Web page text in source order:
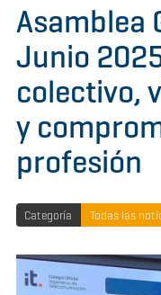
Asamblea
Junio
colectivo,
y
profesión
Categoría Todas las